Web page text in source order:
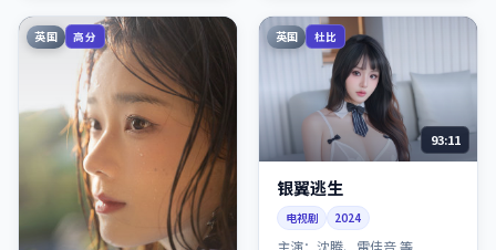
英国 高分 英国 杜比
93:11
银翼逃生
电视剧 2024
主演：沈腾、雷佳音 等